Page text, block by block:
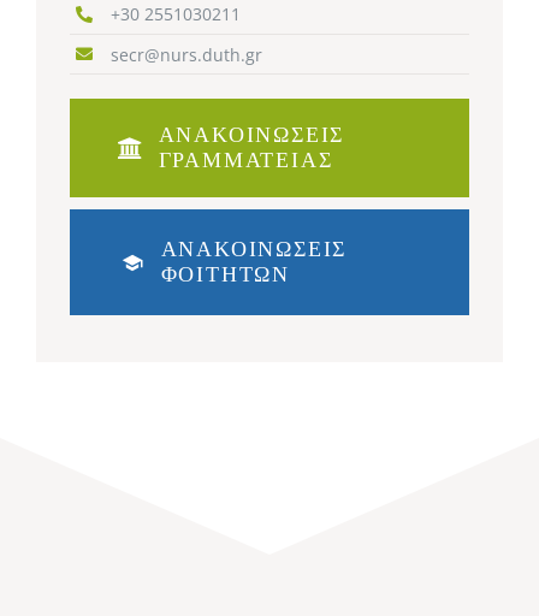
+30 2551030211
secr@nurs.duth.gr
ΑΝΑΚΟΙΝΩΣΕΙΣ
ΓΡΑΜΜΑΤΕΙΑΣ
ΑΝΑΚΟΙΝΩΣΕΙΣ
ΦΟΙΤΗΤΩΝ